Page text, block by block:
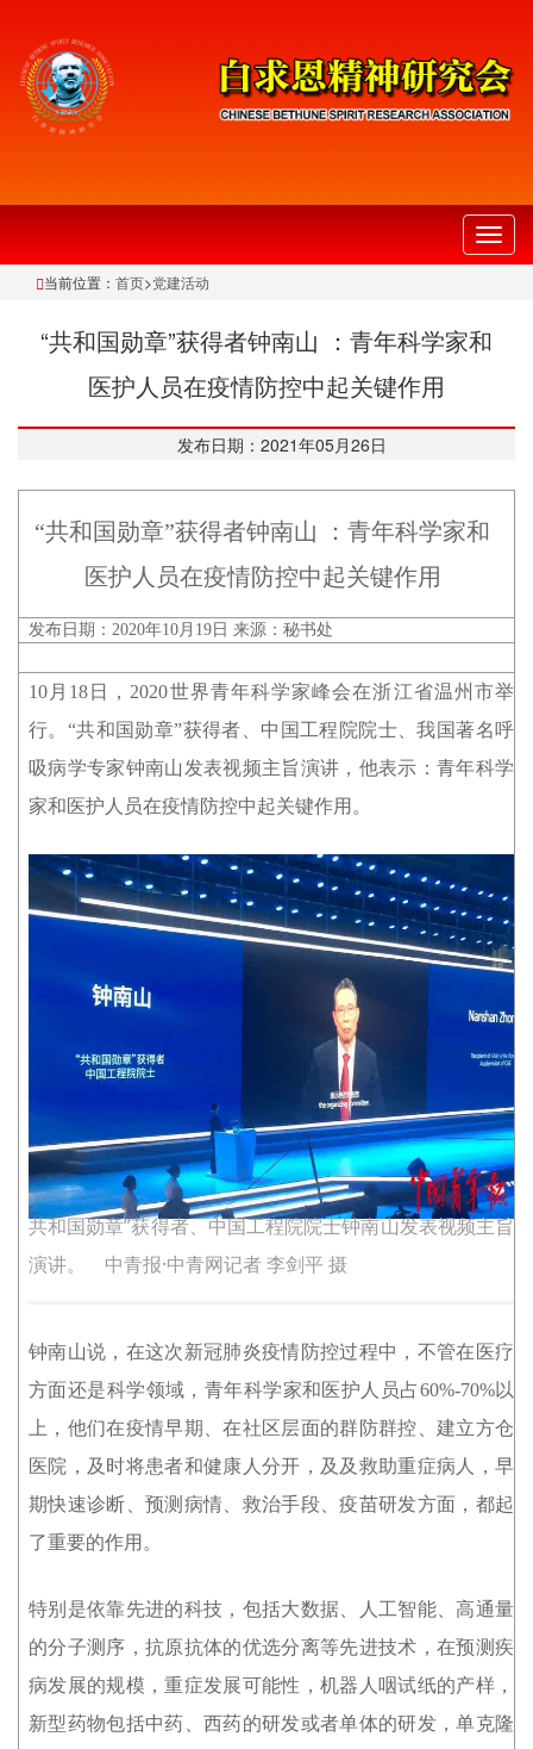
切
换
当前位置： 首页>党建活动
“共和国勋章”获得者钟南山 ：青年科学家和
医护人员在疫情防控中起关键作用
发布日期：2021年05月26日
“共和国勋章”获得者钟南山 ：青年科学家和
医护人员在疫情防控中起关键作用
发布日期：2020年10月19日 来源：秘书处
10月18日，2020世界青年科学家峰会在浙江省温州市举
行。“共和国勋章”获得者、中国工程院院士、我国著名呼
吸病学专家钟南山发表视频主旨演讲，他表示：青年科学
家和医护人员在疫情防控中起关键作用。
共和国勋章”获得者、中国工程院院士钟南山发表视频主旨
演讲。 中青报·中青网记者 李剑平 摄
钟南山说，在这次新冠肺炎疫情防控过程中，不管在医疗
方面还是科学领域，青年科学家和医护人员占60%-70%以
上，他们在疫情早期、在社区层面的群防群控、建立方仓
医院，及时将患者和健康人分开，及及救助重症病人，早
期快速诊断、预测病情、救治手段、疫苗研发方面，都起
了重要的作用。
特别是依靠先进的科技，包括大数据、人工智能、高通量
的分子测序，抗原抗体的优选分离等先进技术，在预测疾
病发展的规模，重症发展可能性，机器人咽试纸的产样，
新型药物包括中药、西药的研发或者单体的研发，单克隆